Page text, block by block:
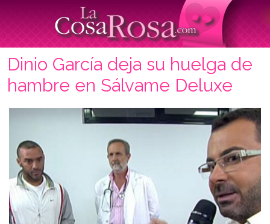
Dinio García deja su huelga de
hambre en Sálvame Deluxe